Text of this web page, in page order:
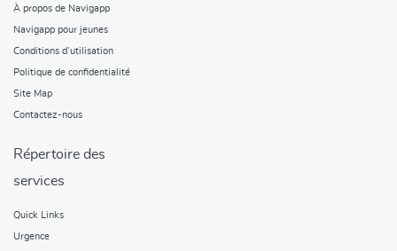
À propos de Navigapp
Navigapp pour jeunes
Conditions d’utilisation
Politique de confidentialité
Site Map
Contactez-nous
Répertoire des
services
Quick Links
Urgence